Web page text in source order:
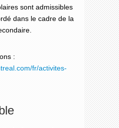
sont admissibles
dans le cadre de la
:
fr/activites-